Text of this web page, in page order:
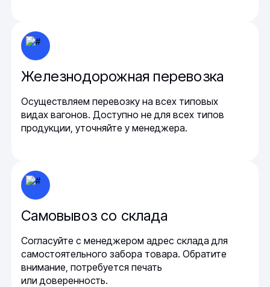
Железнодорожная перевозка
Осуществляем перевозку на всех типовых
видах вагонов. Доступно не для всех типов
продукции, уточняйте у менеджера.
Самовывоз со склада
Согласуйте с менеджером адрес склада для
самостоятельного забора товара. Обратите
внимание, потребуется печать
или доверенность.